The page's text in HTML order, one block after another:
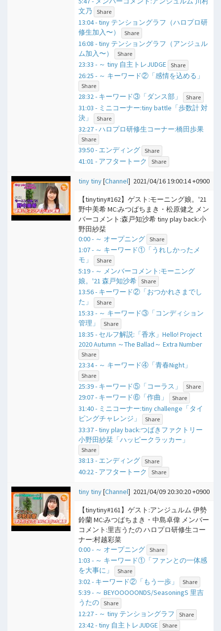
文乃
Share
13:04 - tiny テンショングラフ（ハロプロ研
修生加入〜）
Share
16:08 - tiny テンショングラフ（アンジュル
ム加入〜）
Share
23:33 - ​～ tiny 自主トレJUDGE Share
26:25 - ​～ キーワード②「感情を込める」
Share
28:32 - キーワード③「ダンス部」 Share
31:03 - ミニコーナー:tiny battle「歩数計 対
決」
Share
32:27 - ハロプロ研修生コーナー:橋田歩果
Share
39:50 - エンディング Share
41:01 - アフタートーク Share
tiny tiny[Channel] 2021/04/16 19:00:14 +0900
【tinytiny#162】ゲスト:モーニング娘。'21
野中美希 MC:みつばちまき・松原健之 メン
バーコメント:森戸知沙希 tiny play back:小
野田紗栞
0:00 - ​～ オープニング Share
1:07 - ​～ キーワード①「うれしかったメ
モ」
Share
5:19 - ​～ メンバーコメント:モーニング
娘。'21 森戸知沙希 Share
13:56 - キーワード②「おつかれさまでし
た」
Share
15:33 - ​～ キーワード③「コンディション
管理」
Share
18:35 - セルフ解説:「香水」Hello! Project
2020 Autumn ～The Ballad～ Extra Number
Share
23:34 - ​～ キーワード④「青春Night」
Share
25:39 - キーワード⑤「コーラス」 Share
29:07 - キーワード⑥「作曲」 Share
31:40 - ミニコーナー:tiny challenge「タイ
ピングチャレンジ」
Share
33:37 - tiny play back:つばきファクトリー
小野田紗栞「ハッピークラッカー」
Share
38:13 - エンディング Share
40:22 - アフタートーク Share
tiny tiny[Channel] 2021/04/09 20:30:20 +0900
【tinytiny#161】ゲスト:アンジュルム 伊勢
鈴蘭 MC:みつばちまき・中島卓偉 メンバー
コメント:里吉うたの ハロプロ研修生コー
ナー:村越彩菜
0:00 - ​～ オープニング Share
1:03 - ​～ キーワード①「ファンとの一体感
を大事に」
Share
3:02 - キーワード②「もう一歩」 Share
5:39 - ​～ BEYOOOOONDS/SeasoningS 里吉
うたの Share
12:27 - ​～ tiny テンショングラフ Share
23:42 - tiny 自主トレJUDGE Share